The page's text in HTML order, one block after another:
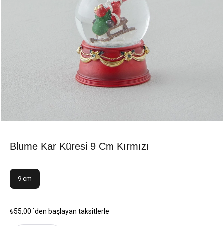
Blume Kar Küresi 9 Cm Kırmızı
9 cm
₺55,00 `den başlayan taksitlerle